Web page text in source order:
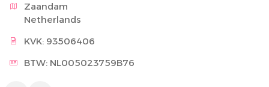
Zaandam
Netherlands
KVK: 93506406
BTW: NL005023759B76